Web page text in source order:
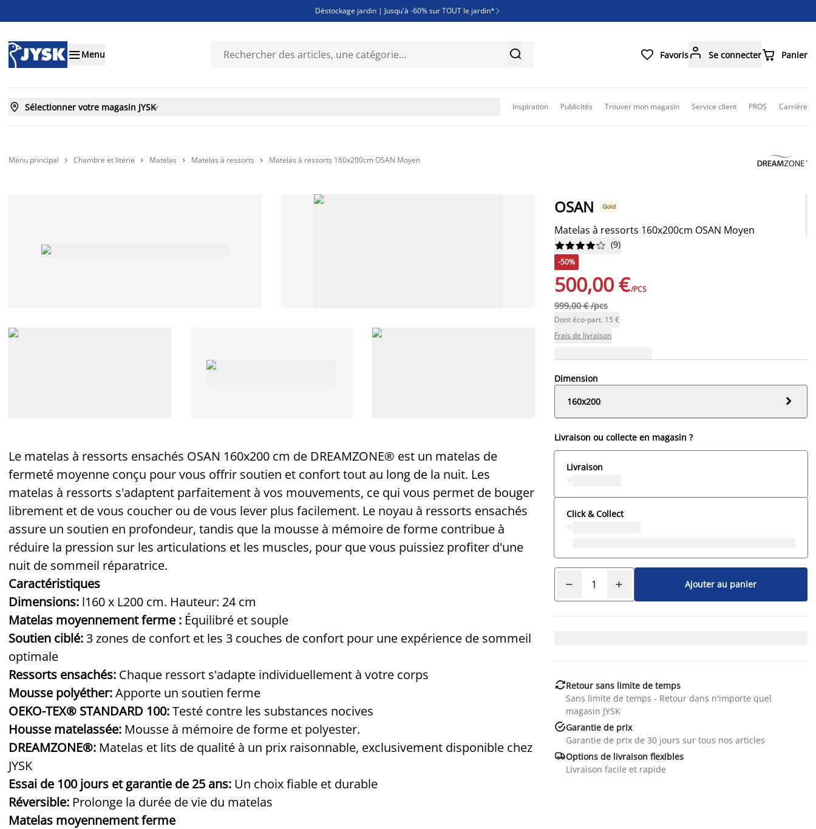
Déstockage jardin | Jusqu'à -60% sur TOUT le jardin* 
Découvrez les nouveautés de la collection
Menu   Favoris Se connecter Panier
 Sélectionner votre magasin JYSK Inspiration Publicités Trouver mon magasin Service client PROS Carrière
Menu principal  Chambre et literie  Matelas  Matelas à ressorts  Matelas à ressorts 160x200cm OSAN Moyen
Le matelas à ressorts ensachés OSAN 160x200 cm de DREAMZONE® est un matelas de
fermeté moyenne conçu pour vous offrir soutien et confort tout au long de la nuit. Les
matelas à ressorts s'adaptent parfaitement à vos mouvements, ce qui vous permet de bouger
librement et de vous coucher ou de vous lever plus facilement. Le noyau à ressorts ensachés
assure un soutien en profondeur, tandis que la mousse à mémoire de forme contribue à
réduire la pression sur les articulations et les muscles, pour que vous puissiez profiter d'une
nuit de sommeil réparatrice.
Caractéristiques
Dimensions: l160 x L200 cm. Hauteur: 24 cm
Matelas moyennement ferme : Équilibré et souple
Soutien ciblé:3 zones de confort et les 3 couches de confort pour une expérience de sommeil
optimale
Ressorts ensachés: Chaque ressort s'adapte individuellement à votre corps
Mousse polyéther:Apporte un soutien ferme
OEKO-TEX® STANDARD 100:Testé contre les substances nocives
Housse matelassée: Mousse à mémoire de forme et polyester.
DREAMZONE®: Matelas et lits de qualité à un prix raisonnable, exclusivement disponible chez
JYSK
Essai de 100 jours et garantie de 25 ans: Un choix fiable et durable
Réversible: Prolonge la durée de vie du matelas
Matelas moyennement ferme
OSAN Gold
Matelas à ressorts 160x200cm OSAN Moyen





 (9)
-50%
500,00 €/PCS
999,00 € /pcs
Dont éco-part. 15 €
Frais de livraison
Dimension
160x200

Livraison ou collecte en magasin ?
Livraison
Click & Collect
Ajouter au panier
Retour sans limite de temps
Sans limite de temps - Retour dans n'importe quel
magasin JYSK
Garantie de prix
Garantie de prix de 30 jours sur tous nos articles
Options de livraison flexibles
Livraison facile et rapide